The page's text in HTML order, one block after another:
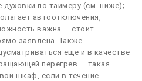
по таймеру (см. ниже);
автоотключения,
важна — стоит
заявлена. Также
ещё и в качестве
перегрев — такая
шкаф, если в течение